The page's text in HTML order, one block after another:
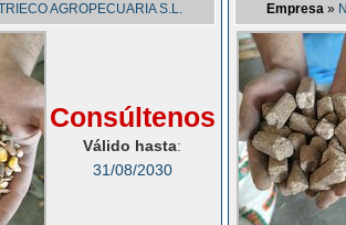
AGROPECUARIA S.L.
Consúltenos
Válido hasta:
31/08/2030
Empresa »